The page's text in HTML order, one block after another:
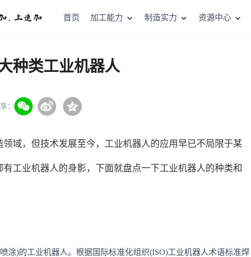
首页 加工能力 制造实力 资源中心
种类工业机器人
：
领域，但技术发展至今，工业机器人的应用早已不局限于某
工业机器人的身影，下面就盘点一下工业机器人的种类和
涂)的工业机器人。根据国际标准化组织(ISO)工业机器人术语标准焊